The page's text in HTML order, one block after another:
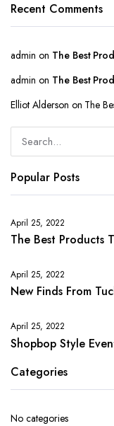
Recent Comments
admin on The Best
admin on The Best
Elliot Alderson on The
Popular Posts
April 25, 2022
The Best Products
April 25, 2022
New Finds From
April 25, 2022
Shopbop Style
Categories
No categories